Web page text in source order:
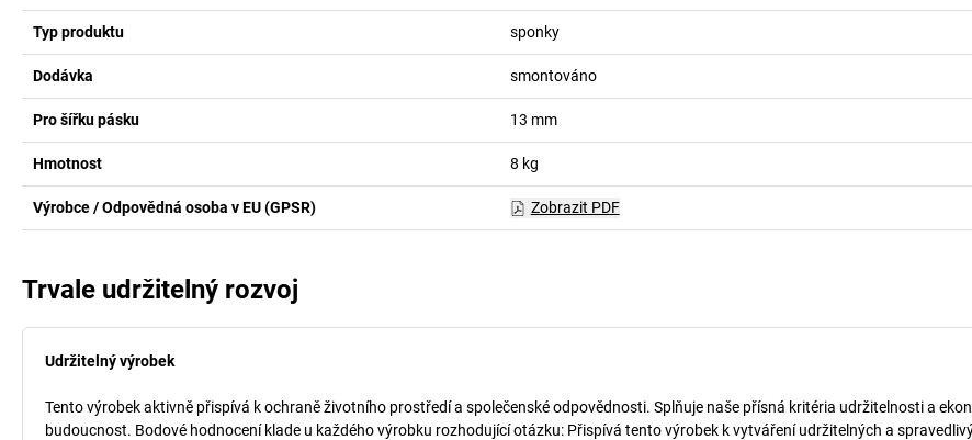
Typ produktu sponky
Dodávka smontováno
Pro šířku pásku 13 mm
Hmotnost 8 kg
Výrobce / Odpovědná osoba v EU (GPSR) Zobrazit PDF
Trvale udržitelný rozvoj
Udržitelný výrobek
Tento výrobek aktivně přispívá k ochraně životního prostředí a společenské odpovědnosti. Splňuje naše přísná kritéria udržitelnosti a
budoucnost. Bodové hodnocení klade u každého výrobku rozhodující otázku: Přispívá tento výrobek k vytváření udržitelných a